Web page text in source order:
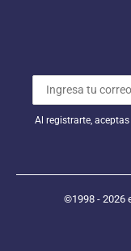
Al registrarte,
©1998 - 2026